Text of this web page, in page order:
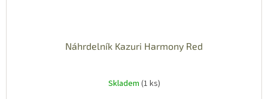
Náhrdelník Kazuri Harmony Red
Skladem (1 ks)